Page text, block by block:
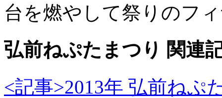
台を燃やして祭りのフ
弘前ねぷたまつり 関連
<記事>2013年 弘前ねぷ